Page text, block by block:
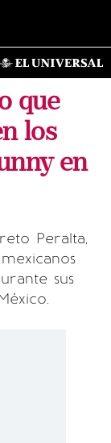
que
los
en
Peralta,
sus